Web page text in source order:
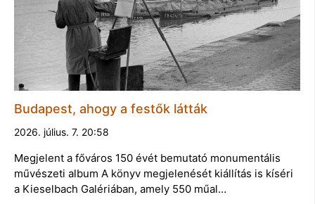
Budapest, ahogy a festők látták
2026. július. 7. 20:58
Megjelent a főváros 150 évét bemutató monumentális
művészeti album A könyv megjelenését kiállítás is kíséri
a Kieselbach Galériában, amely 550 műal…